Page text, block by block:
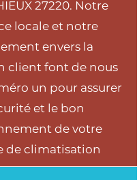
27220. Notre
locale et notre
envers la
client font de nous
un pour assurer
et le bon
de votre
de climatisation